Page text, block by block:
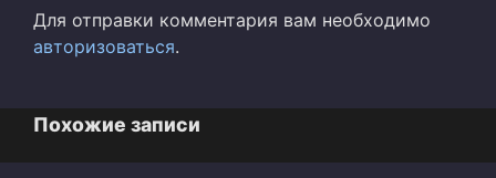
Для отправки комментария вам необходимо
авторизоваться.
Похожие записи